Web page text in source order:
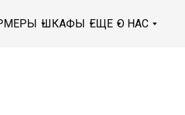
ШКАФЫ ЕЩЕ О НАС